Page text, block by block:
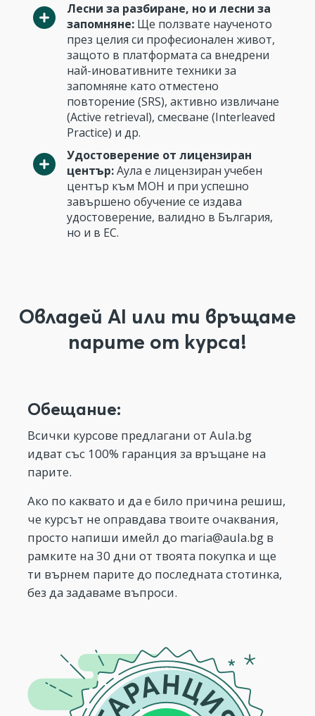
Лесни за разбиране, но и лесни за
запомняне: Ще ползвате наученото
през целия си професионален живот,
защото в платформата са внедрени
най-иновативните техники за
запомняне като отместено
повторение (SRS), активно извличане
(Active retrieval), смесване (Interleaved
Practice) и др.
Удостоверение от лицензиран
център:Аула е лицензиран учебен
център към МОН и при успешно
завършено обучение се издава
удостоверение, валидно в България,
но и в ЕС.
Овладей AI или ти връщаме
парите от курса!
Обещание:
Всички курсове предлагани от Aula.bg
идват със 100% гаранция за връщане на
парите.
Ако по каквато и да е било причина решиш,
че курсът не оправдава твоите очаквания,
просто напиши имейл до maria@aula.bg в
рамките на 30 дни от твоята покупка и ще
ти върнем парите до последната стотинка,
без да задаваме въпроси.